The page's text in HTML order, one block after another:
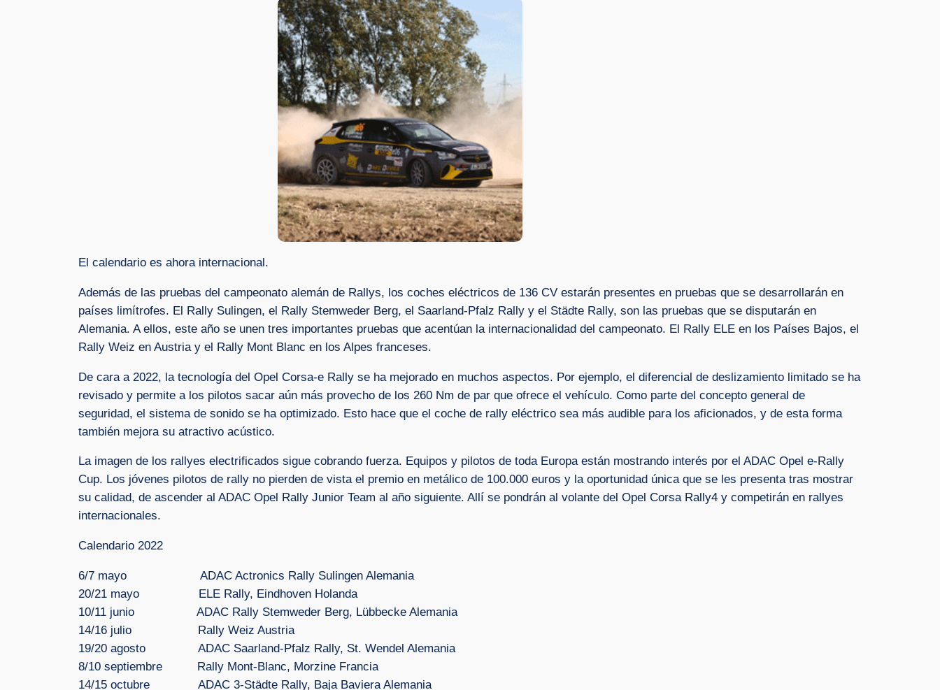
El calendario es ahora internacional.
Además de las pruebas del campeonato alemán de Rallys, los coches eléctricos de 136 CV estarán presentes en pruebas que se desarrollarán en
países limítrofes. El Rally Sulingen, el Rally Stemweder Berg, el Saarland-Pfalz Rally y el Städte Rally, son las pruebas que se disputarán en
Alemania. A ellos, este año se unen tres importantes pruebas que acentúan la internacionalidad del campeonato. El Rally ELE en los Países Bajos, el
Rally Weiz en Austria y el Rally Mont Blanc en los Alpes franceses.
De cara a 2022, la tecnología del Opel Corsa-e Rally se ha mejorado en muchos aspectos. Por ejemplo, el diferencial de deslizamiento limitado se ha
revisado y permite a los pilotos sacar aún más provecho de los 260 Nm de par que ofrece el vehículo. Como parte del concepto general de
seguridad, el sistema de sonido se ha optimizado. Esto hace que el coche de rally eléctrico sea más audible para los aficionados, y de esta forma
también mejora su atractivo acústico.
La imagen de los rallyes electrificados sigue cobrando fuerza. Equipos y pilotos de toda Europa están mostrando interés por el ADAC Opel e-Rally
Cup. Los jóvenes pilotos de rally no pierden de vista el premio en metálico de 100.000 euros y la oportunidad única que se les presenta tras mostrar
su calidad, de ascender al ADAC Opel Rally Junior Team al año siguiente. Allí se pondrán al volante del Opel Corsa Rally4 y competirán en rallyes
internacionales.
Calendario 2022
6/7 mayo ADAC Actronics Rally Sulingen Alemania
20/21 mayo ELE Rally, Eindhoven Holanda
10/11 junio ADAC Rally Stemweder Berg, Lübbecke Alemania
14/16 julio Rally Weiz Austria
19/20 agosto ADAC Saarland-Pfalz Rally, St. Wendel Alemania
8/10 septiembre Rally Mont-Blanc, Morzine Francia
14/15 octubre ADAC 3-Städte Rally, Baja Baviera Alemania